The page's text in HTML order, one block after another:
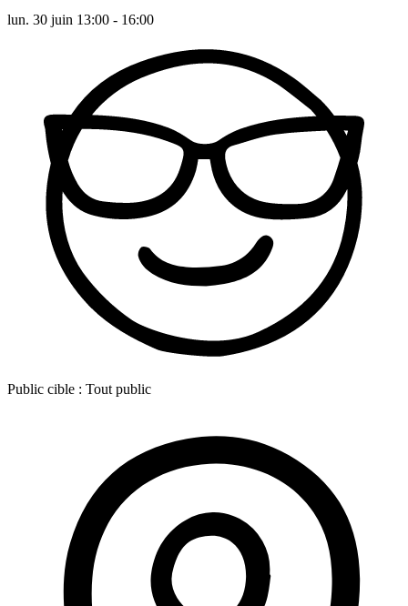
lun. 30 juin 13:00 - 16:00
Public cible : Tout public